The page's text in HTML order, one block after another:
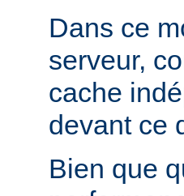
Dans ce
serveur,
cache
devant ce
Bien que